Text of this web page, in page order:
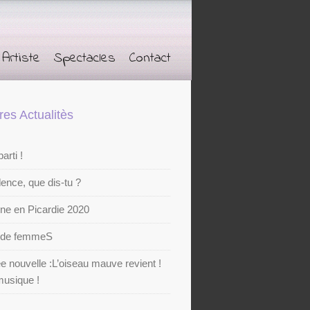
Artiste Spectacles Contact
Actualitès
!
que dis-tu ?
en Picardie 2020
femmeS
nouvelle :L’oiseau mauve revient !
!